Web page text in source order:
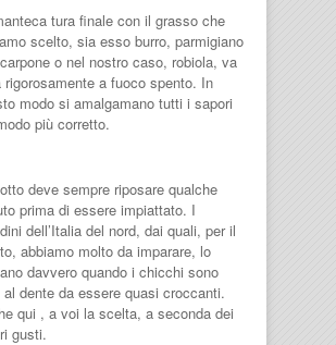
tura finale con il grasso che
scelto, sia esso burro, parmigiano
o nel nostro caso, robiola, va
rigorosamente a fuoco spento. In
modo si amalgamano tutti i sapori
più corretto.
deve sempre riposare qualche
prima di essere impiattato. I
dell’Italia del nord, dai quali, per il
abbiamo molto da imparare, lo
davvero quando i chicchi sono
dente da essere quasi croccanti.
qui , a voi la scelta, a seconda dei
gusti.